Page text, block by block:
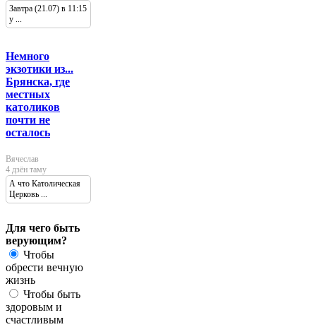
Завтра (21.07) в 11:15
у ...
Немного
экзотики из...
Брянска, где
местных
католиков
почти не
осталось
Вячеслав
4 дзён таму
А что Католическая
Церковь ...
Для чего быть
верующим?
Чтобы
обрести вечную
жизнь
Чтобы быть
здоровым и
счастливым